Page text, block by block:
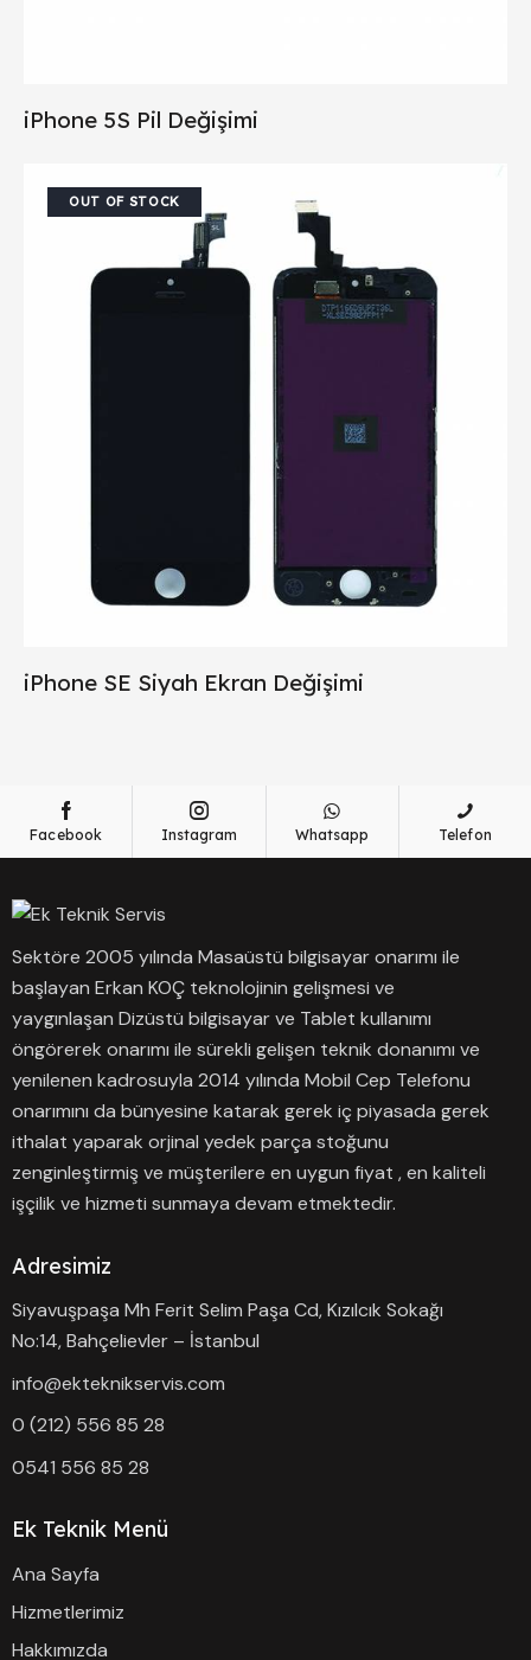
iPhone 5S Pil Değişimi
OUT OF STOCK
iPhone SE Siyah Ekran Değişimi
Facebook Instagram Whatsapp Telefon
Sektöre 2005 yılında Masaüstü bilgisayar onarımı ile
başlayan Erkan KOÇ teknolojinin gelişmesi ve
yaygınlaşan Dizüstü bilgisayar ve Tablet kullanımı
öngörerek onarımı ile sürekli gelişen teknik donanımı ve
yenilenen kadrosuyla 2014 yılında Mobil Cep Telefonu
onarımını da bünyesine katarak gerek iç piyasada gerek
ithalat yaparak orjinal yedek parça stoğunu
zenginleştirmiş ve müşterilere en uygun fiyat , en kaliteli
işçilik ve hizmeti sunmaya devam etmektedir.
Adresimiz
Siyavuşpaşa Mh Ferit Selim Paşa Cd, Kızılcık Sokağı
No:14, Bahçelievler – İstanbul
info@ekteknikservis.com
0 (212) 556 85 28
0541 556 85 28
Ek Teknik Menü
Ana Sayfa
Hizmetlerimiz
Hakkımızda